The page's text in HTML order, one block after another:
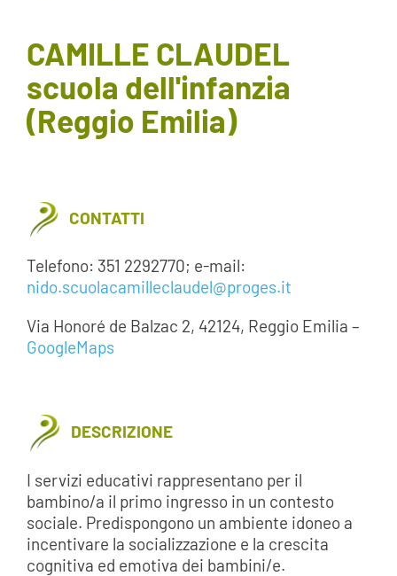
AREA RISERVATA
CONTATTI
CAMILLE CLAUDEL
scuola dell'infanzia
(Reggio Emilia)
CONTATTI
Telefono: 351 2292770; e-mail:
nido.scuolacamilleclaudel@proges.it
Via Honoré de Balzac 2, 42124, Reggio Emilia –
GoogleMaps
DESCRIZIONE
I servizi educativi rappresentano per il
bambino/a il primo ingresso in un contesto
sociale. Predispongono un ambiente idoneo a
incentivare la socializzazione e la crescita
cognitiva ed emotiva dei bambini/e.